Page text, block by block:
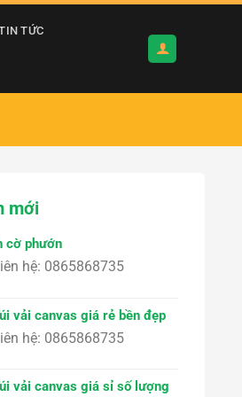
TỨC
mới
cờ phướn
hệ: 0865868735
vải canvas giá rẻ bền đẹp
hệ: 0865868735
vải canvas giá sỉ số lượng